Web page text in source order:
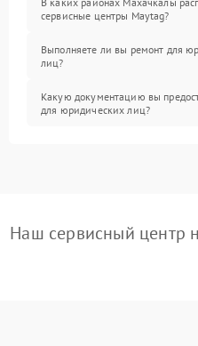
сервисные центры Maytag?
Выполняете ли вы ремонт для
лиц?
Какую документацию вы
для юридических лиц?
Наш сервисный центр